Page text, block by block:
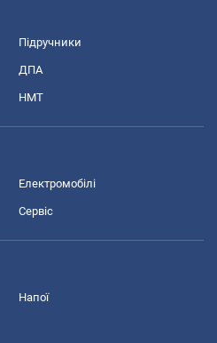
Підручники
ДПА
НМТ
Електромобілі
Сервіс
Напої